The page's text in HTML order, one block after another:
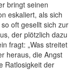
bringt seinen
eskaliert, als sich
oft gesellt sich zur
der plötzlich dazu
fragt: „Was streitet
heraus, die Angst
Ratlosigkeit der